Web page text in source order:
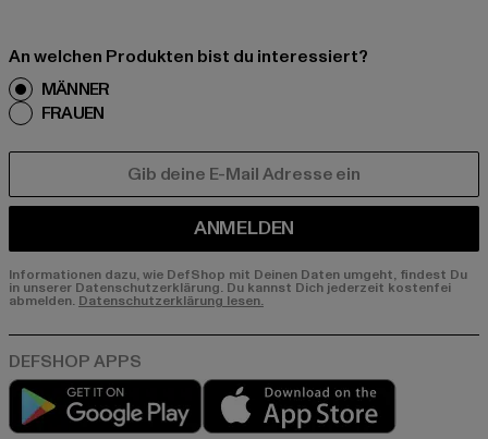
An welchen Produkten bist du interessiert?
MÄNNER
FRAUEN
ANMELDEN
Informationen dazu, wie DefShop mit Deinen Daten umgeht, findest Du
in unserer Datenschutzerklärung. Du kannst Dich jederzeit kostenfei
abmelden. Datenschutzerklärung lesen.
Play market